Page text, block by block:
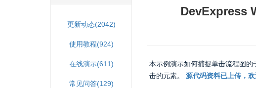
更新动态(2042)
使用教程(924)
在线演示(611)
常见问答(129)
DevExpress
本示例演示如何捕捉单击流程图
击的元素。 源代码资料已上传，